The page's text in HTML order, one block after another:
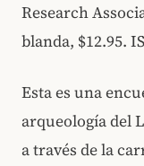
Research
blanda, $12.95.
Esta es una
arqueología del
a través de la